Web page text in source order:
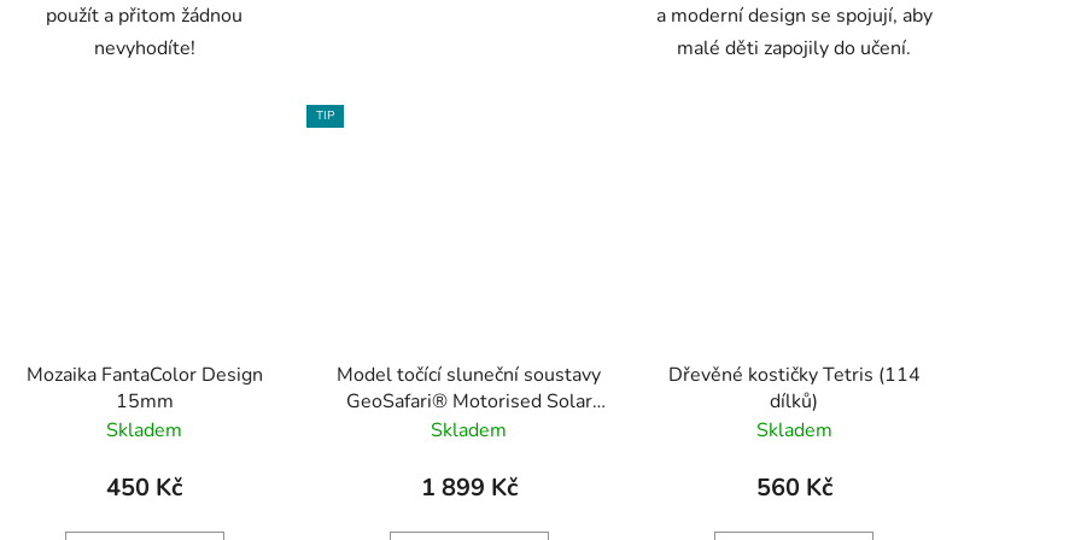
použít a přitom žádnou
nevyhodíte!
a moderní design se spojují, aby
malé děti zapojily do učení.
Mozaika FantaColor Design
15mm
Skladem
450 Kč
TIP
Model točící sluneční soustavy
GeoSafari® Motorised Solar
System
Skladem
1 899 Kč
Dřevěné kostičky Tetris (114
dílků)
Skladem
560 Kč